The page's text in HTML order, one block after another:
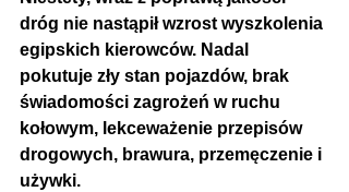
dróg nie nastąpił wzrost wyszkolenia
egipskich kierowców. Nadal
pokutuje zły stan pojazdów, brak
świadomości zagrożeń w ruchu
kołowym, lekceważenie przepisów
drogowych, brawura, przemęczenie i
używki.